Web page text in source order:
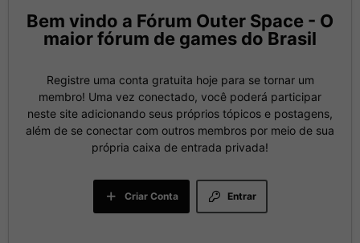
Fórum Outer Space - O
maior fórum de games do Brasil
Registre uma conta gratuita hoje para se tornar um
membro! Uma vez conectado, você poderá participar
neste site adicionando seus próprios tópicos e postagens,
além de se conectar com outros membros por meio de sua
própria caixa de entrada privada!
Entrar
Criar Conta